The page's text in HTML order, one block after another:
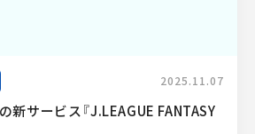
2025.11.07
新サービス『J.LEAGUE FANTASY